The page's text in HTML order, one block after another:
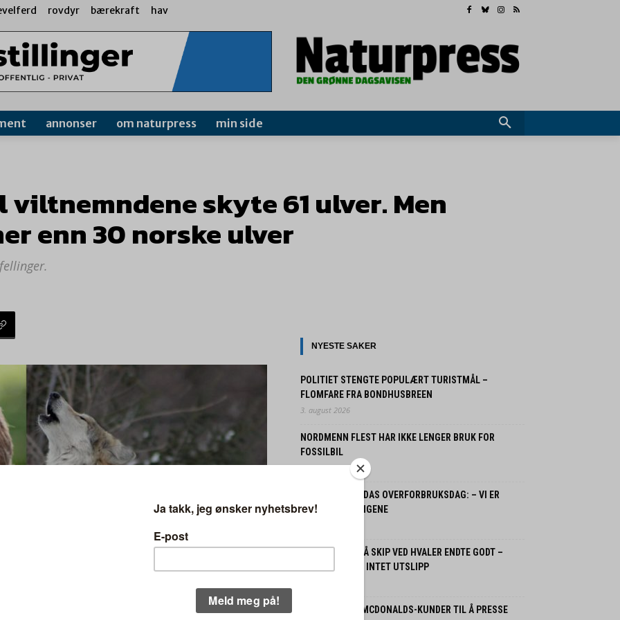
rovdyr bærekraft hav
annonser om naturpress min side
viltnemndene skyte 61 ulver. Men
enn 30 norske ulver
NYESTE SAKER
POLITIET STENGTE POPULÆRT TURISTMÅL –
FLOMFARE FRA BONDHUSBREEN
3. august 2026
NORDMENN FLEST HAR IKKE LENGER BRUK FOR
FOSSILBIL
31. juli 2026
NORGE OG JORDAS OVERFORBRUKSDAG: – VI ER
BLANT VERSTINGENE
EKSPLOSJON PÅ SKIP VED HVALER ENDTE GODT –
INGEN SKADDE, INTET UTSLIPP
OPPMUNTRER MCDONALDS-KUNDER TIL Å PRESSE